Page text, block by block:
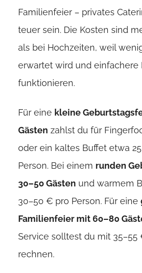
Familienfeier – privates
teuer sein. Die Kosten sind
als bei Hochzeiten, weil
erwartet wird und einfachere
funktionieren.
Für eine kleine
Gästen zahlst du für
oder ein kaltes Buffet etwa
Person. Bei einem runden
30–50 Gästen und warmem
30–50 € pro Person. Für eine
Familienfeier mit 60–80
Service solltest du mit 35–55
rechnen.